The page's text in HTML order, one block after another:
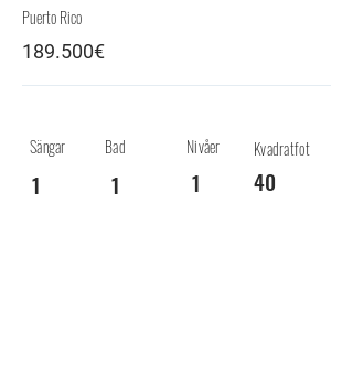
Puerto Rico
189.500€
Sängar Bad Nivåer Kvadratfot
1 1 1 40